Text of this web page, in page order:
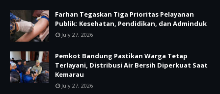
Farhan Tegaskan Tiga Prioritas Pelayanan
Publik: Kesehatan, Pendidikan, dan Adminduk
July 27, 2026
Pemkot Bandung Pastikan Warga Tetap
Terlayani, Distribusi Air Bersih Diperkuat Saat
Kemarau
July 27, 2026